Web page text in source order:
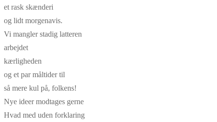
et rask skænderi
og lidt morgenavis.
Vi mangler stadig latteren
arbejdet
kærligheden
og et par måltider til
så mere kul på, folkens!
Nye ideer modtages gerne
Hvad med uden forklaring